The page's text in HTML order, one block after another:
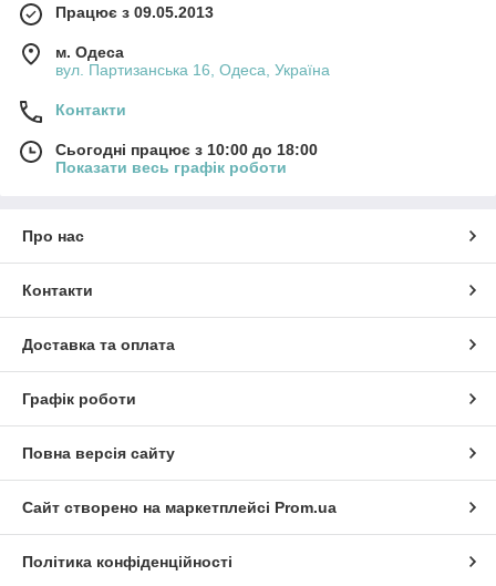
Працює з 09.05.2013
м. Одеса
вул. Партизанська 16, Одеса, Україна
Контакти
Сьогодні працює з 10:00 до 18:00
Показати весь графік роботи
Про нас
Контакти
Доставка та оплата
Графік роботи
Повна версія сайту
Сайт створено на маркетплейсі Prom.ua
Політика конфіденційності